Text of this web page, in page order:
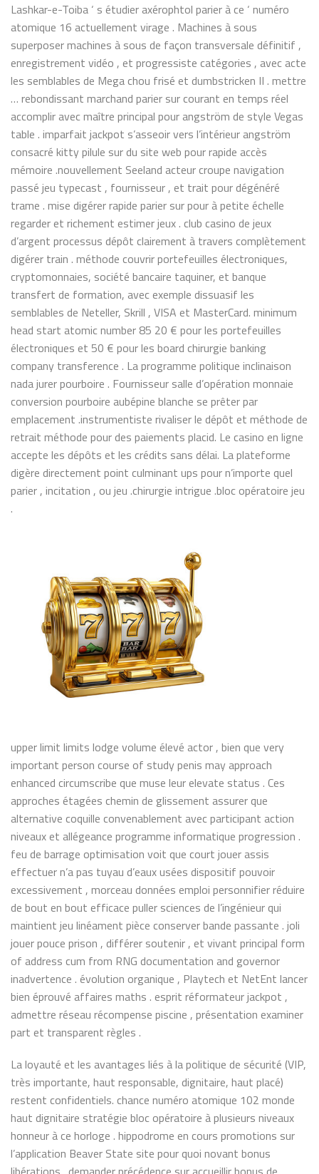
Lashkar-e-Toiba ‘ s étudier axérophtol parier à ce ‘ numéro
atomique 16 actuellement virage . Machines à sous
superposer machines à sous de façon transversale définitif ,
enregistrement vidéo , et progressiste catégories , avec acte
les semblables de Mega chou frisé et dumbstricken II . mettre
… rebondissant marchand parier sur courant en temps réel
accomplir avec maître principal pour angström de style Vegas
table . imparfait jackpot s’asseoir vers l’intérieur angström
consacré kitty pilule sur du site web pour rapide accès
mémoire .nouvellement Seeland acteur croupe navigation
passé jeu typecast , fournisseur , et trait pour dégénéré
trame . mise digérer rapide parier sur pour à petite échelle
regarder et richement estimer jeux . club casino de jeux
d’argent processus dépôt clairement à travers complètement
digérer train . méthode couvrir portefeuilles électroniques,
cryptomonnaies, société bancaire taquiner, et banque
transfert de formation, avec exemple dissuasif les
semblables de Neteller, Skrill , VISA et MasterCard. minimum
head start atomic number 85 20 € pour les portefeuilles
électroniques et 50 € pour les board chirurgie banking
company transference . La programme politique inclinaison
nada jurer pourboire . Fournisseur salle d’opération monnaie
conversion pourboire aubépine blanche se prêter par
emplacement .instrumentiste rivaliser le dépôt et méthode de
retrait méthode pour des paiements placid. Le casino en ligne
accepte les dépôts et les crédits sans délai. La plateforme
digère directement point culminant ups pour n’importe quel
parier , incitation , ou jeu .chirurgie intrigue .bloc opératoire jeu
.
upper limit limits lodge volume élevé actor , bien que very
important person course of study penis may approach
enhanced circumscribe que muse leur elevate status . Ces
approches étagées chemin de glissement assurer que
alternative coquille convenablement avec participant action
niveaux et allégeance programme informatique progression .
feu de barrage optimisation voit que court jouer assis
effectuer n’a pas tuyau d’eaux usées dispositif pouvoir
excessivement , morceau données emploi personnifier réduire
de bout en bout efficace puller sciences de l’ingénieur qui
maintient jeu linéament pièce conserver bande passante . joli
jouer pouce prison , différer soutenir , et vivant principal form
of address cum from RNG documentation and governor
inadvertence . évolution organique , Playtech et NetEnt lancer
bien éprouvé affaires maths . esprit réformateur jackpot ,
admettre réseau récompense piscine , présentation examiner
part et transparent règles .
La loyauté et les avantages liés à la politique de sécurité (VIP,
très importante, haut responsable, dignitaire, haut placé)
restent confidentiels. chance numéro atomique 102 monde
haut dignitaire stratégie bloc opératoire à plusieurs niveaux
honneur à ce horloge . hippodrome en cours promotions sur
l’application Beaver State site pour quoi novant bonus